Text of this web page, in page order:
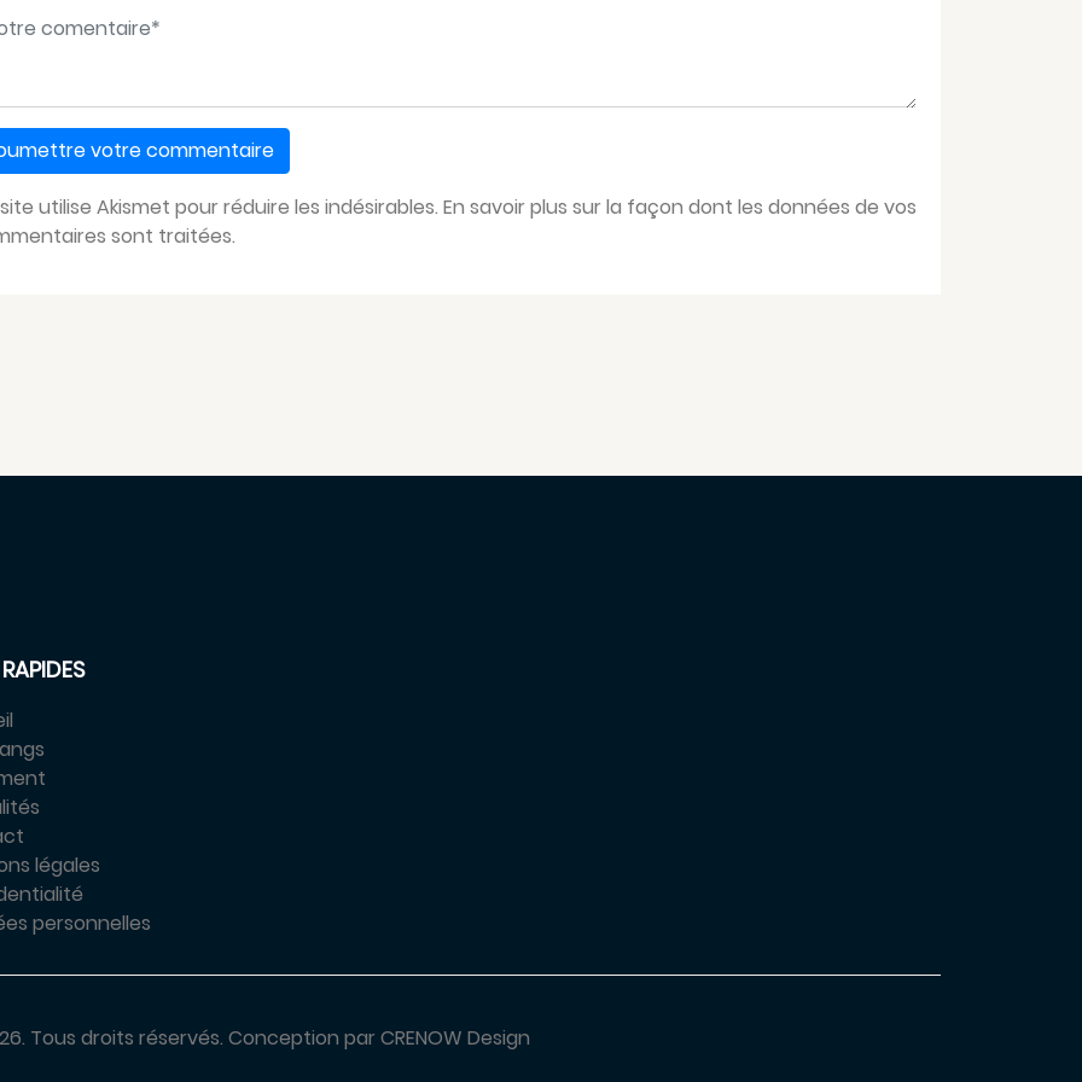
message*
utilise Akismet pour réduire les indésirables. En savoir plus sur la façon dont les données de vos
sont traitées.
légales
personnelles
Tous droits réservés. Conception par CRENOW Design